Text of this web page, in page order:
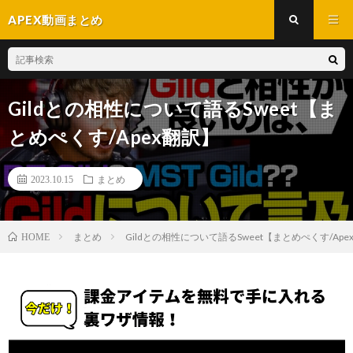
APEX動画まとめ
Gildとの相性について語るSweet【ま
とめぺくす/Apex翻訳】
2023.10.15 まとめ
HOME まとめ Gildとの相性について語るSweet【まとめぺくす/